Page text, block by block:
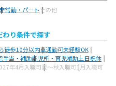
常勤・パートその他
わり条件で探す
徒歩10分以内車通勤可未経験OK
手当・補助託児所・育児補助土日祝休
年4月入職可夏～秋入職可1月入職可